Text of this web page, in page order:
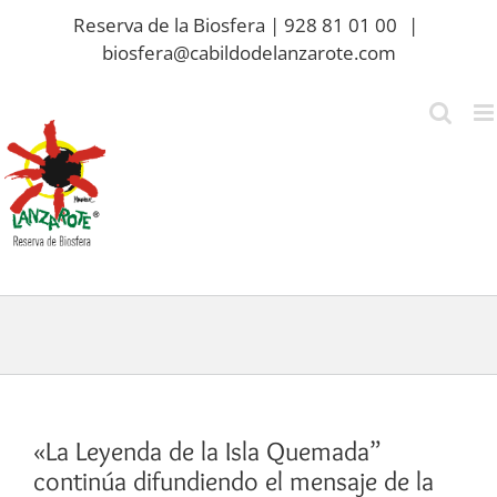
Reserva de la Biosfera | 928 81 01 00
|
biosfera@cabildodelanzarote.com
«La Leyenda de la Isla Quemada”
continúa difundiendo el mensaje de la